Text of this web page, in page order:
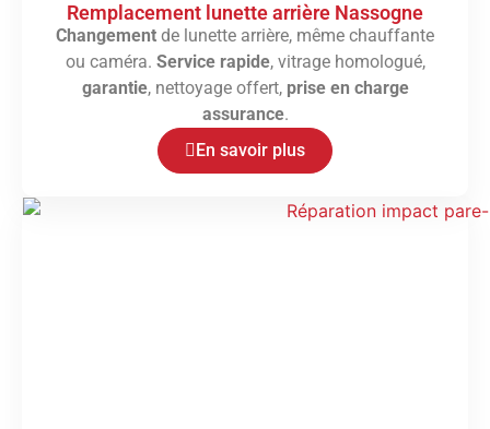
Remplacement lunette arrière Nassogne
Changement de lunette arrière, même chauffante
ou caméra. Service rapide, vitrage homologué,
garantie, nettoyage offert, prise en charge
assurance.
En savoir plus